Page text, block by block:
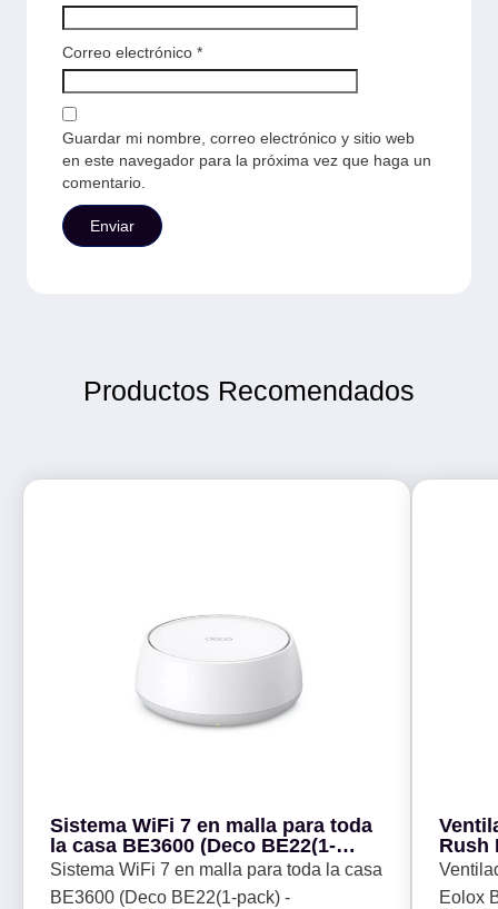
Correo electrónico *
Guardar mi nombre, correo electrónico y sitio web
en este navegador para la próxima vez que haga un
comentario.
Productos Recomendados
Sistema WiFi 7 en malla para toda
la casa BE3600 (Deco BE22(1-
pack) -
Sistema WiFi 7 en malla para toda la casa
BE3600 (Deco BE22(1-pack) -
Rush
aire:
Eolox